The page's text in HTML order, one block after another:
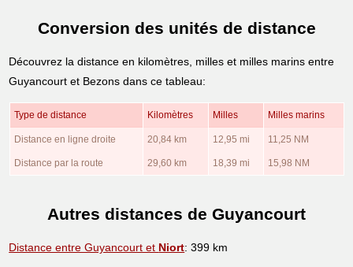
Conversion des unités de distance
Découvrez la distance en kilomètres, milles et milles marins entre
Guyancourt et Bezons dans ce tableau:
Type de distance Kilomètres Milles Milles marins
Distance en ligne droite 20,84 km 12,95 mi 11,25 NM
Distance par la route 29,60 km 18,39 mi 15,98 NM
Autres distances de Guyancourt
Distance entre Guyancourt et Niort: 399 km